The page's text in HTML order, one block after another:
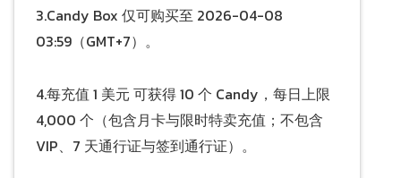
3.Candy Box 仅可购买至 2026-04-08
03:59（GMT+7）。
4.每充值 1 美元 可获得 10 个 Candy，每日上限
4,000 个（包含月卡与限时特卖充值；不包含
VIP、7 天通行证与签到通行证）。